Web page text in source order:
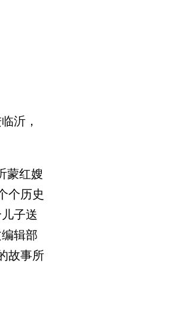
沂，
蒙红嫂
个历史
子送
辑部
故事所